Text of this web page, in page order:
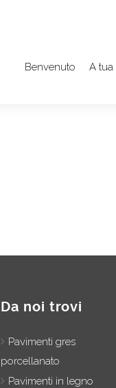
Benvenuto A
Da noi trovi
Pavimenti gres
porcellanato
Pavimenti in legno